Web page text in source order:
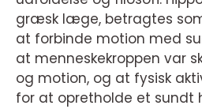
græsk læge, betragtes
at forbinde motion med
at menneskekroppen var
og motion, og at fysisk
for at opretholde et sundt